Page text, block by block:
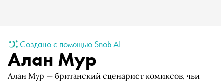
Создано с помощью Snob AI
Алан Мур
Алан Мур — британский сценарист комиксов, чьи